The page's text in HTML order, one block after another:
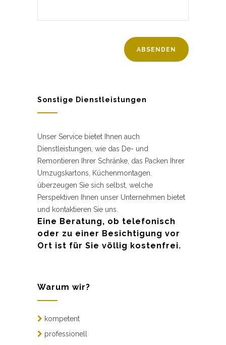
Sonstige Dienstleistungen
Unser Service bietet Ihnen auch
Dienstleistungen, wie das De- und
Remontieren Ihrer Schränke, das Packen Ihrer
Umzugskartons, Küchenmontagen.
überzeugen Sie sich selbst, welche
Perspektiven Ihnen unser Unternehmen bietet
und kontaktieren Sie uns.
Eine Beratung, ob telefonisch
oder zu einer Besichtigung vor
Ort ist für Sie völlig kostenfrei.
Warum wir?
kompetent
professionell